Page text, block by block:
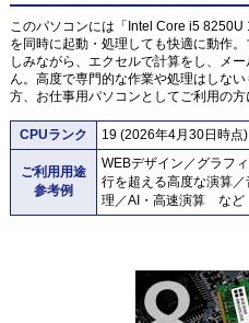
このパソコンには「Intel Core i5
を同時に起動・処理しても快適に動作
しみながら、エクセルで計算をし、メ
ん。高度で専門的な作業や処理はしな
方、お仕事用パソコンとしてご利用の方
CPUランク 19 (2026年4月30日時点)
ご利用用途
参考例
WEBデザイン／グラフ
行を超える高度な演算
理／AI・高速演算 など